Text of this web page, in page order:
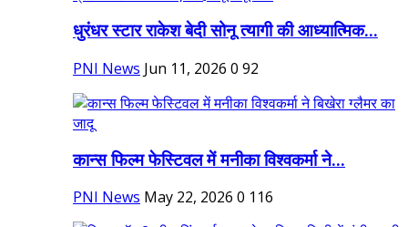
धुरंधर स्टार राकेश बेदी सोनू त्यागी की आध्यात्मिक...
PNI News Jun 11, 2026 0 92
कान्स फिल्म फेस्टिवल में मनीका विश्वकर्मा ने...
PNI News May 22, 2026 0 116